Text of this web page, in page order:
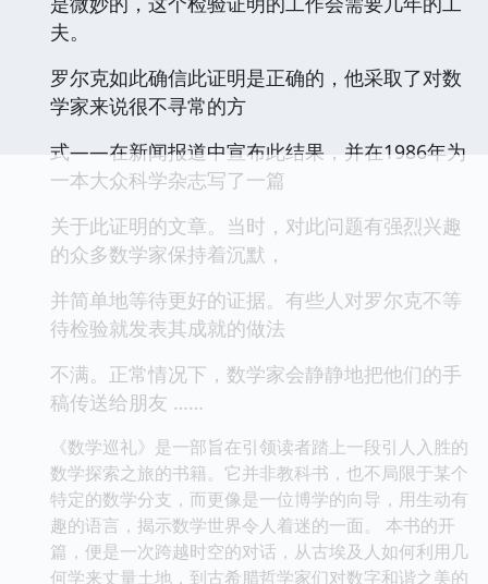
夫。
罗尔克如此确信此证明是正确的，他采取了对数
学家来说很不寻常的方
式——在新闻报道中宣布此结果，并在1986年为
一本大众科学杂志写了一篇
关于此证明的文章。当时，对此问题有强烈兴趣
的众多数学家保持着沉默，
并简单地等待更好的证据。有些人对罗尔克不等
待检验就发表其成就的做法
不满。正常情况下，数学家会静静地把他们的手
稿传送给朋友 ……
《数学巡礼》是一部旨在引领读者踏上一段引人入胜的
数学探索之旅的书籍。它并非教科书，也不局限于某个
特定的数学分支，而更像是一位博学的向导，用生动有
趣的语言，揭示数学世界令人着迷的一面。 本书的开
篇，便是一次跨越时空的对话，从古埃及人如何利用几
何学来丈量土地，到古希腊哲学家们对数字和谐之美的